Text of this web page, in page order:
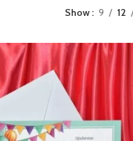
Show 9 12